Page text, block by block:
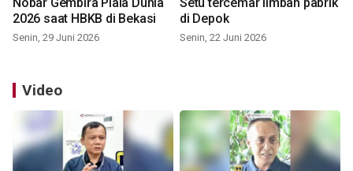
Nobar Gembira Piala Dunia
2026 saat HBKB di Bekasi
Senin, 29 Juni 2026
Setu tercemar limbah pabrik
di Depok
Senin, 22 Juni 2026
Video